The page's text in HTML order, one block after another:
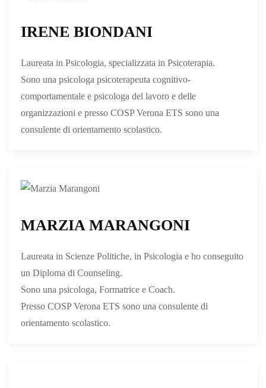
IRENE BIONDANI
Laureata in Psicologia, specializzata in Psicoterapia.
Sono una psicologa psicoterapeuta cognitivo-
comportamentale e psicologa del lavoro e delle
organizzazioni e presso COSP Verona ETS sono una
consulente di orientamento scolastico.
MARZIA MARANGONI
Laureata in Scienze Politiche, in Psicologia e ho conseguito
un Diploma di Counseling.
Sono una psicologa, Formatrice e Coach.
Presso COSP Verona ETS sono una consulente di
orientamento scolastico.